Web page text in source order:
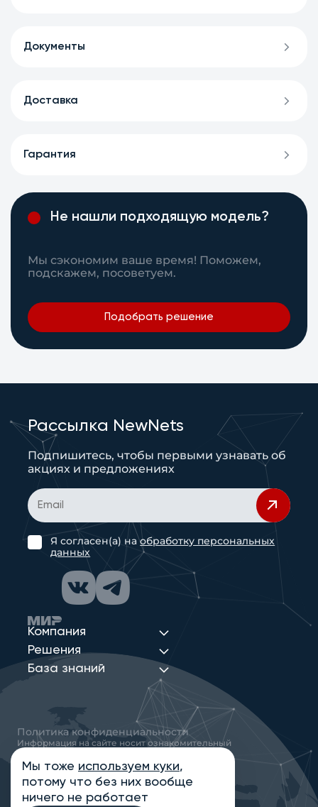
Документы
Доставка
Гарантия
Не нашли подходящую модель?
Мы сэкономим ваше время! Поможем,
подскажем, посоветуем.
Подобрать решение
Компания
Решения
База знаний
Рассылка NewNets
Подпишитесь, чтобы первыми узнавать об
акциях и предложениях
Я согласен(а) наобработку персональных
данных
Политика конфиденциальности
Информация на сайте носит ознакомительный
характер и не является публичной офертой,
определяемой положениями статьи 437
Гражданского кодекса РФ
© 2013-2026 Новые Сети Интеграция
Мы тоже используем куки,
потому что без них вообще
ничего не работает